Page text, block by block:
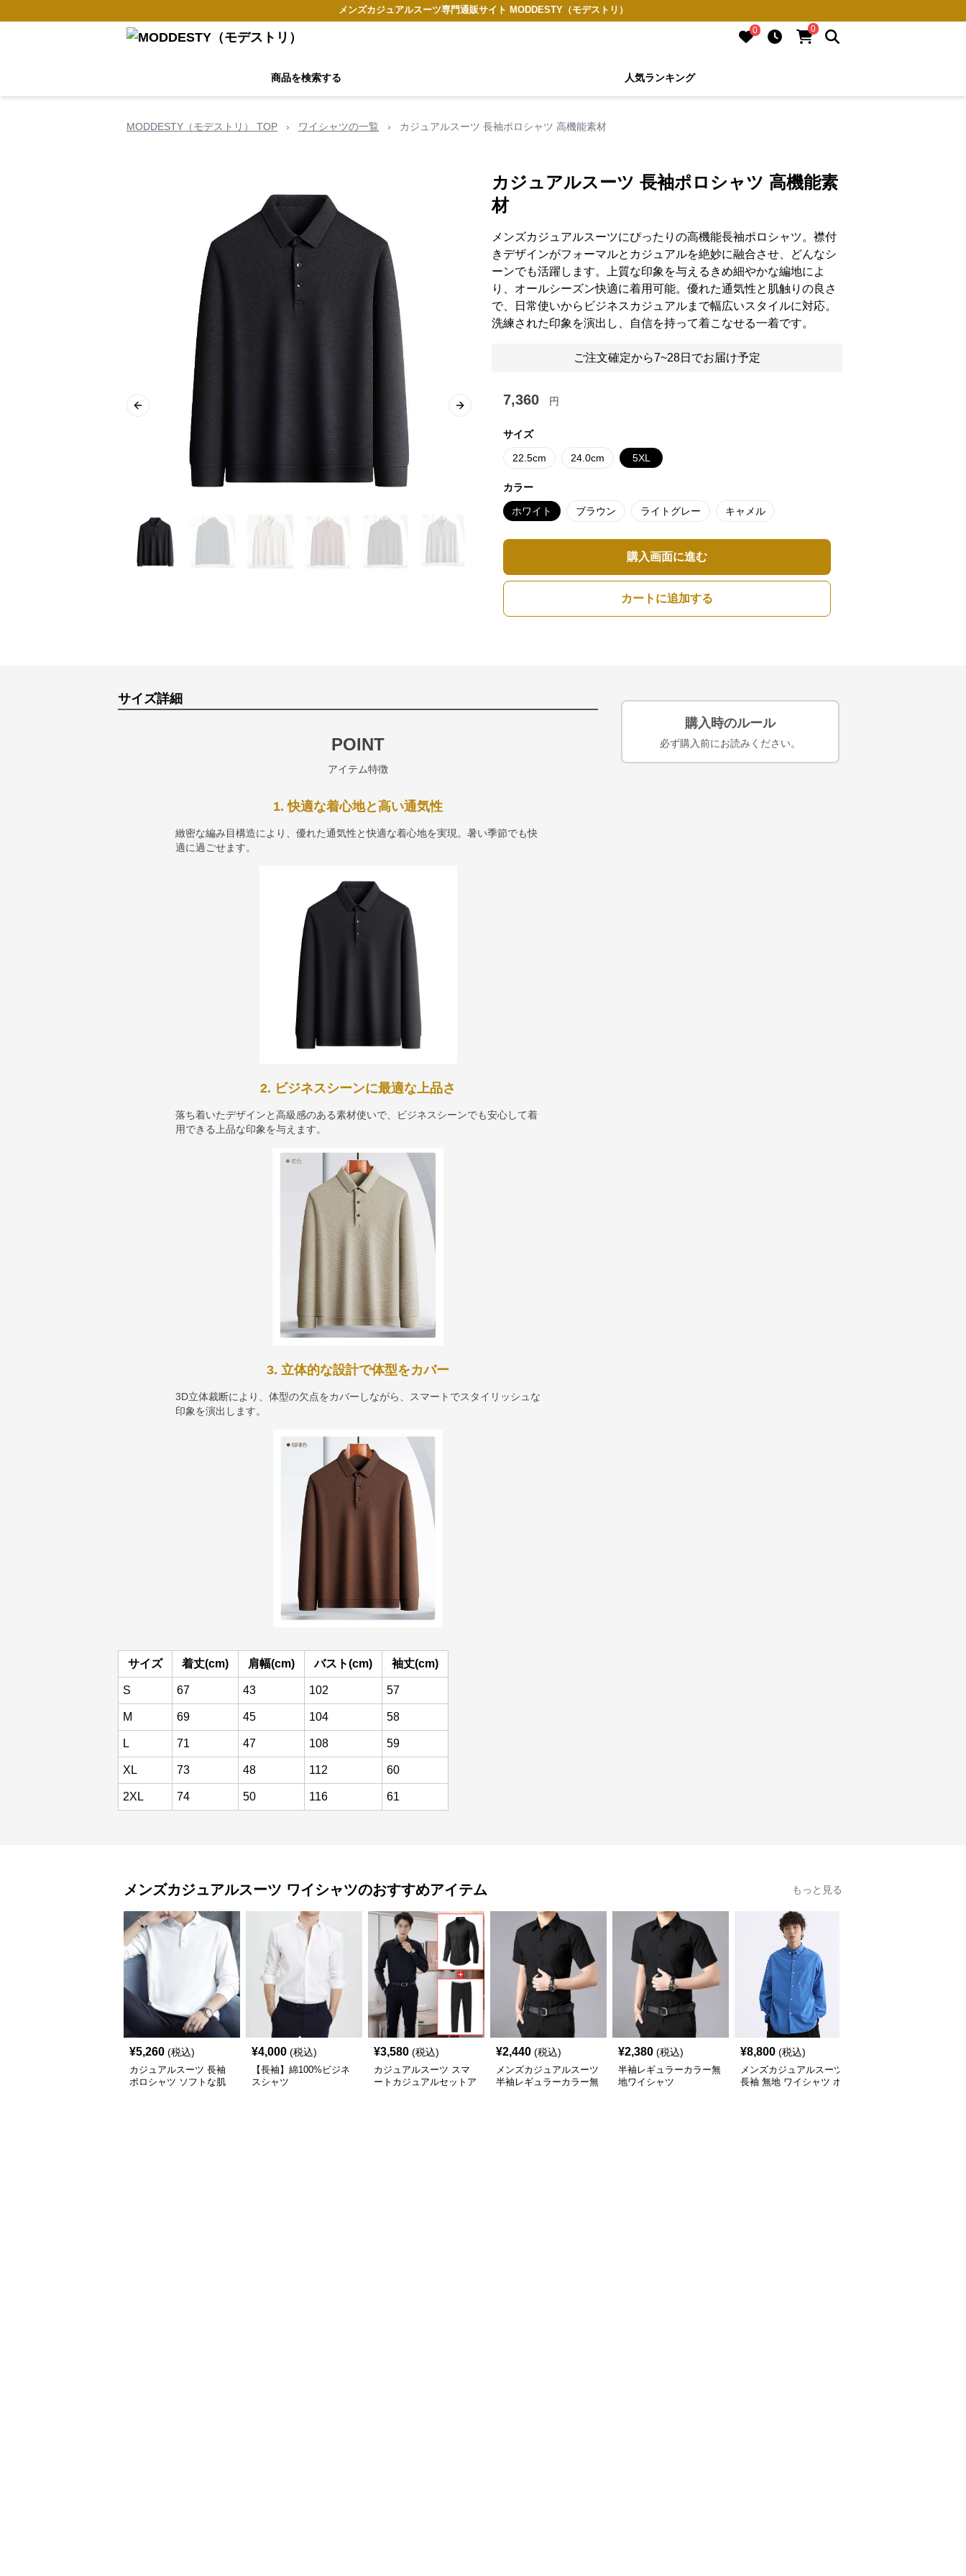
メンズカジュアルスーツ専門通販サイト MODDESTY（モデストリ）
0 0
商品を検索する 人気ランキング
MODDESTY（モデストリ） TOP › ワイシャツの一覧 › カジュアルスーツ 長袖ポロシャツ 高機能素材
Previous slide Next slide
カジュアルスーツ 長袖ポロシャツ 高機能素
材
メンズカジュアルスーツにぴったりの高機能長袖ポロシャツ。襟付
きデザインがフォーマルとカジュアルを絶妙に融合させ、どんなシ
ーンでも活躍します。上質な印象を与えるきめ細やかな編地によ
り、オールシーズン快適に着用可能。優れた通気性と肌触りの良さ
で、日常使いからビジネスカジュアルまで幅広いスタイルに対応。
洗練された印象を演出し、自信を持って着こなせる一着です。
ご注文確定から7~28日でお届け予定
7,360 円
サイズ
22.5cm 24.0cm 5XL
カラー
ホワイト ブラウン ライトグレー キャメル
購入画面に進む
カートに追加する
サイズ詳細
POINT
アイテム特徴
1. 快適な着心地と高い通気性
緻密な編み目構造により、優れた通気性と快適な着心地を実現。暑い季節でも快
適に過ごせます。
2. ビジネスシーンに最適な上品さ
落ち着いたデザインと高級感のある素材使いで、ビジネスシーンでも安心して着
用できる上品な印象を与えます。
3. 立体的な設計で体型をカバー
3D立体裁断により、体型の欠点をカバーしながら、スマートでスタイリッシュな
印象を演出します。
サイズ 着丈(cm) 肩幅(cm) バスト(cm) 袖丈(cm)
S 67 43 102 57
M 69 45 104 58
L 71 47 108 59
XL 73 48 112 60
2XL 74 50 116 61
購入時のルール
必ず購入前にお読みください。
メンズカジュアルスーツ ワイシャツのおすすめアイテム もっと見る
¥5,260 (税込)
カジュアルスーツ 長袖
ポロシャツ ソフトな肌
¥4,000 (税込)
【長袖】綿100%ビジネ
スシャツ
¥3,580 (税込)
カジュアルスーツ スマ
ートカジュアルセットア
¥2,440 (税込)
メンズカジュアルスーツ
半袖レギュラーカラー無
¥2,380 (税込)
半袖レギュラーカラー無
地ワイシャツ
¥8,800 (税込)
メンズカジュアルスーツ
長袖 無地 ワイシャツ ボ